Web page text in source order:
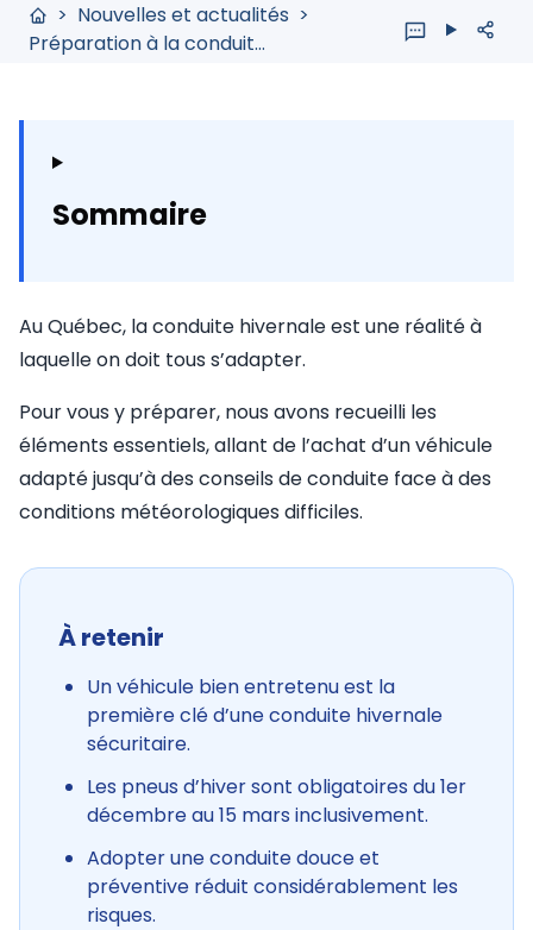
> Nouvelles et actualités >
Préparation à la conduite hivernale au Québec (véhicules et pneus)
Sommaire
Au Québec, la conduite hivernale est une réalité à
laquelle on doit tous s’adapter.
Pour vous y préparer, nous avons recueilli les
éléments essentiels, allant de l’achat d’un véhicule
adapté jusqu’à des conseils de conduite face à des
conditions météorologiques difficiles.
À retenir
Un véhicule bien entretenu est la
première clé d’une conduite hivernale
sécuritaire.
Les pneus d’hiver sont obligatoires du 1er
décembre au 15 mars inclusivement.
Adopter une conduite douce et
préventive réduit considérablement les
risques.